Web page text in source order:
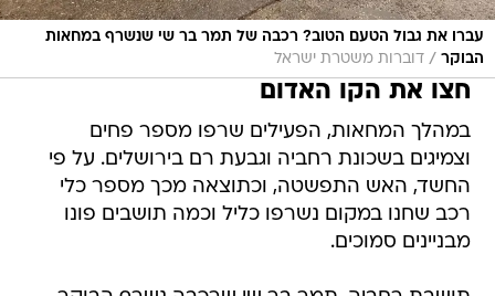
עברו את גבול הטעם הטוב? רכבה של תמר בר שי שנשרף במחאות
הבוקר / דוברות משטרת ישראל
חצו את הקו האדום
במהלך המחאות, הפעילים שרפו מספר פחים
וצמיגים בשכונת רחביה וגבעת רם בירושלים. על פי
החשד, האש התפשטה, וכתוצאה מכך מספר כלי
רכב שחנו במקום נשרפו כליל וכמה תושבים פונו
מבניינים סמוכים.